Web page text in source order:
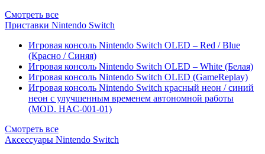
Смотреть все
Приставки Nintendo Switch
Игровая консоль Nintendo Switch OLED – Red / Blue
(Красно / Синяя)
Игровая консоль Nintendo Switch OLED – White (Белая)
Игровая консоль Nintendo Switch OLED (GameReplay)
Игровая консоль Nintendo Switch красный неон / синий
неон с улучшенным временем автономной работы
(MOD. HAC-001-01)
Смотреть все
Аксессуары Nintendo Switch